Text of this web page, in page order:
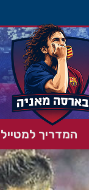
המדריך למטייל